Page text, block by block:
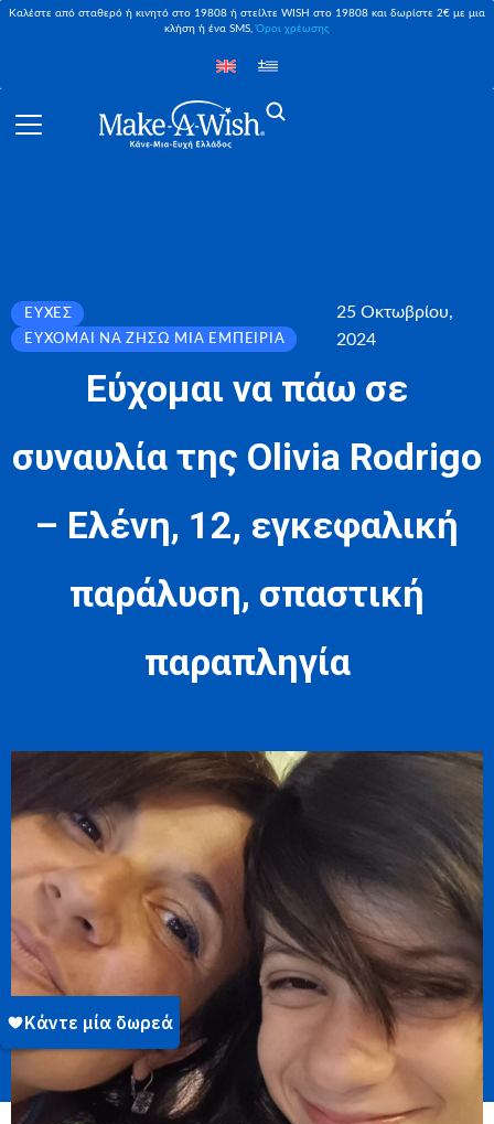
Καλέστε από σταθερό ή κινητό στο 19808 ή στείλτε WISH στο 19808 και δωρίστε 2€ με μια
κλήση ή ένα SMS,Όροι χρέωσης
ΕΥΧΈΣ
ΕΎΧΟΜΑΙ ΝΑ ΖΉΣΩ ΜΙΑ ΕΜΠΕΙΡΊΑ
25 Οκτωβρίου,
2024
Εύχομαι να πάω σε
συναυλία της Olivia Rodrigo
– Ελένη, 12, εγκεφαλική
παράλυση, σπαστική
παραπληγία